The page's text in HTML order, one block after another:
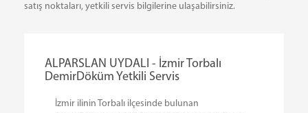
satış noktaları, yetkili servis bilgilerine ulaşabilirsiniz.
ALPARSLAN UYDALI - İzmir Torbalı
DemirDöküm Yetkili Servis
İzmir ilinin Torbalı ilçesinde bulunan